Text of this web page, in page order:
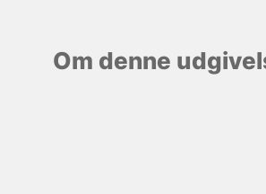
Om denne